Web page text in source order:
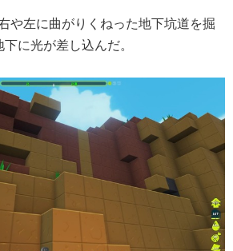
や左に曲がりくねった地下坑道を掘
に光が差し込んだ。